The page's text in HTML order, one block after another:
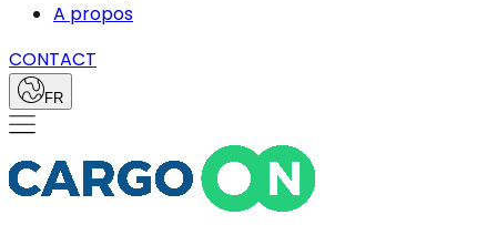
A propos
CONTACT
FR